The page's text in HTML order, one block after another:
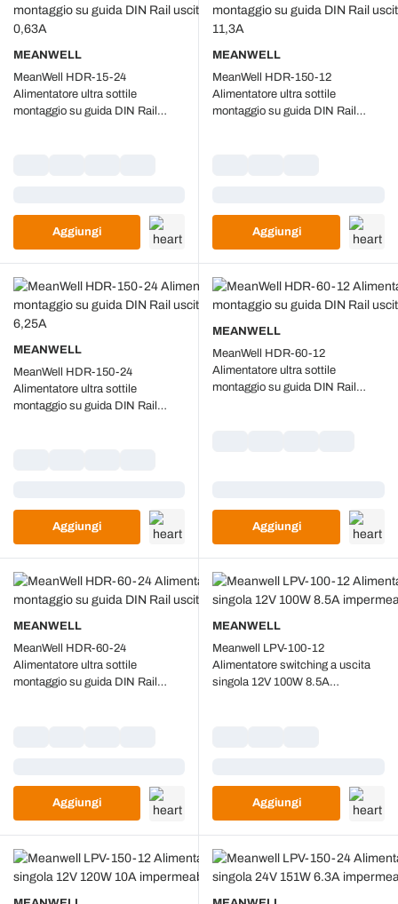
MEANWELL
MeanWell HDR-15-24
Alimentatore ultra sottile
montaggio su guida DIN Rail
Aggiungi
MEANWELL
MeanWell HDR-150-12
Alimentatore ultra sottile
montaggio su guida DIN Rail
Aggiungi
MEANWELL
MeanWell HDR-150-24
Alimentatore ultra sottile
montaggio su guida DIN Rail
Aggiungi
MEANWELL
MeanWell HDR-60-12
Alimentatore ultra sottile
montaggio su guida DIN Rail
Aggiungi
MEANWELL
MeanWell HDR-60-24
Alimentatore ultra sottile
montaggio su guida DIN Rail
Aggiungi
MEANWELL
Meanwell LPV-100-12
Alimentatore switching a uscita
singola 12V 100W 8.5A
Aggiungi